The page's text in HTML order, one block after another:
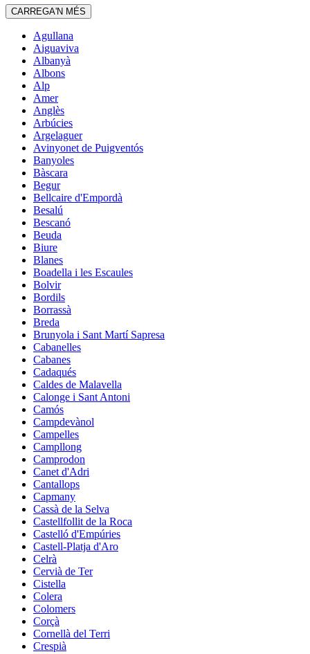
CARREGA'N MÉS
Agullana
Aiguaviva
Albanyà
Albons
Alp
Amer
Anglès
Arbúcies
Argelaguer
Avinyonet de Puigventós
Banyoles
Bàscara
Begur
Bellcaire d'Empordà
Besalú
Bescanó
Beuda
Biure
Blanes
Boadella i les Escaules
Bolvir
Bordils
Borrassà
Breda
Brunyola i Sant Martí Sapresa
Cabanelles
Cabanes
Cadaqués
Caldes de Malavella
Calonge i Sant Antoni
Camós
Campdevànol
Campelles
Campllong
Camprodon
Canet d'Adri
Cantallops
Capmany
Cassà de la Selva
Castellfollit de la Roca
Castelló d'Empúries
Castell-Platja d'Aro
Celrà
Cervià de Ter
Cistella
Colera
Colomers
Corçà
Cornellà del Terri
Crespià